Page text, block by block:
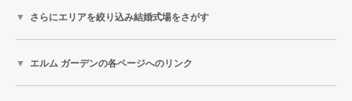
さらにエリアを絞り込み結婚式場をさがす
エルム ガーデンの各ページへのリンク